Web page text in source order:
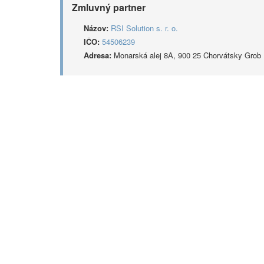
Zmluvný partner
Názov: RSI Solution s. r. o.
IČO: 54506239
Adresa: Monarská alej 8A, 900 25 Chorvátsky Grob